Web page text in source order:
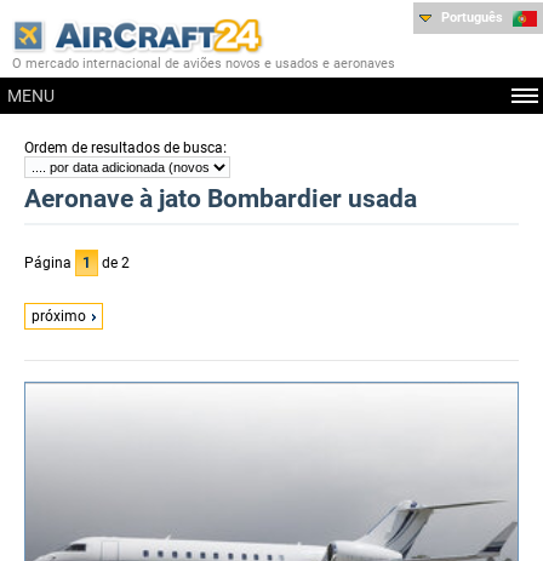
O mercado internacional de aviões novos e usados e aeronaves
MENU
Português
Ordem de resultados de busca:
Aeronave à jato Bombardier usada
Página 1 de 2
próximo